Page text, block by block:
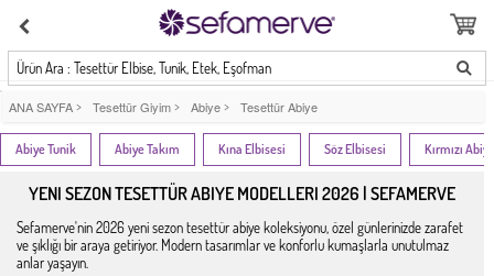
Ürün Ara : Tesettür Elbise, Tunik, Etek, Eşofman
ANA SAYFA > Tesettür Giyim > Abiye > Tesettür Abiye
Abiye Tunik Abiye Takım Kına Elbisesi Söz Elbisesi Kırmızı Abiye
YENI SEZON TESETTÜR ABIYE MODELLERI 2026 | SEFAMERVE
Sefamerve'nin 2026 yeni sezon tesettür abiye koleksiyonu, özel günlerinizde zarafet
ve şıklığı bir araya getiriyor. Modern tasarımlar ve konforlu kumaşlarla unutulmaz
anlar yaşayın.